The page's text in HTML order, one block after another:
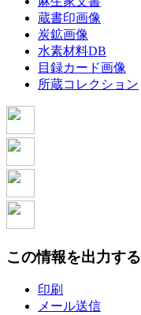
蔵書印画像
炭鉱画像
水素材料DB
目録カード画像
所蔵コレクション
この情報を出力する
印刷
メール送信